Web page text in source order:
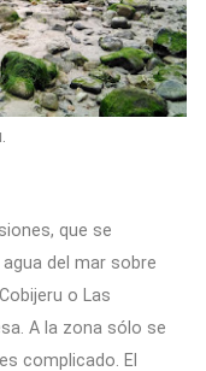
que se
del mar sobre
o Las
A la zona sólo se
complicado. El